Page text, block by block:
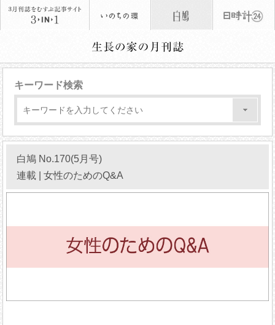
キーワード検索
白鳩 No.170(5月号)
連載 | 女性のためのQ&A